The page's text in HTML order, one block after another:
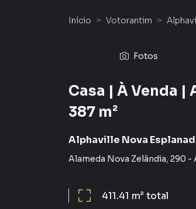
Início Votorantim
Fotos
Casa | À Venda |
387 m²
Alphaville Nova
Alameda Nova Zelândia, 290 -
411.41 m²total